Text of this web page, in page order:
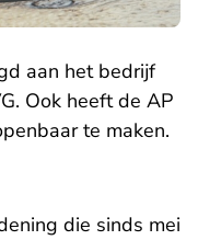
aan het bedrijf
Ook heeft de AP
te maken.
die sinds mei